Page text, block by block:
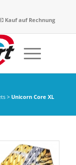
Kauf auf Rechnung
> Unicorn Core XL